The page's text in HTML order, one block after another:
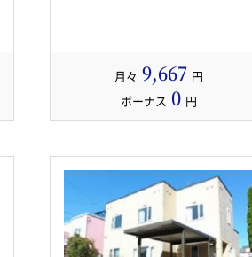
月々 9,667 円
ボーナス 0 円